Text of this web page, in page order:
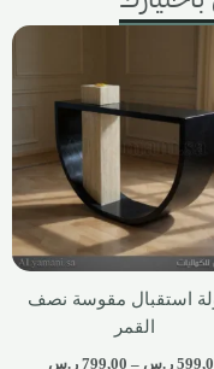
استقبال مقوسة نصف
القمر
ر.س –
799,00 ر.س